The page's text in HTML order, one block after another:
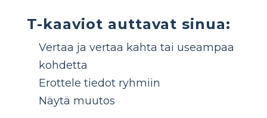
T-kaaviot auttavat sinua:
Vertaa ja vertaa kahta tai useampaa
kohdetta
Erottele tiedot ryhmiin
Näytä muutos